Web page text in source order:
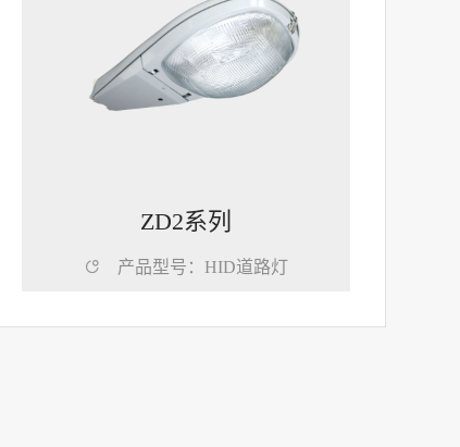
ZD2系列
 产品型号：HID道路灯